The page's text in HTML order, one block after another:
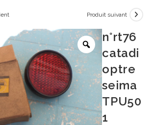
Produit suivant
n°rt76
catadi
optre
seima
TPU50
1